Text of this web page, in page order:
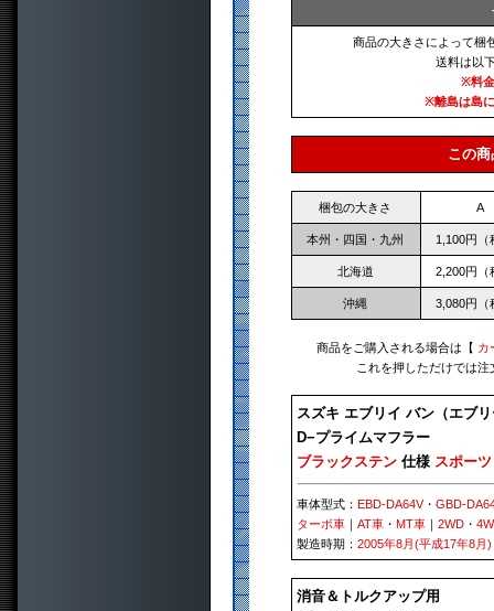
商品の大きさによって梱
送料は以
※料
※離島は島
この
梱包の大きさ A
本州・四国・九州 1,100円（
北海道 2,200円（
沖縄 3,080円（
商品をご購入される場合は【 カ
これを押しただけでは
スズキ エブリイ バン（エブ
D−プライムマフラー
ブラックステン 仕様 スポーツ
車体型式：EBD-DA64V・GBD-
ターボ車 ｜AT車 ・MT車 ｜2WD ・
製造時期：2005年8月(平成17年8月)
消音＆トルクアップ用